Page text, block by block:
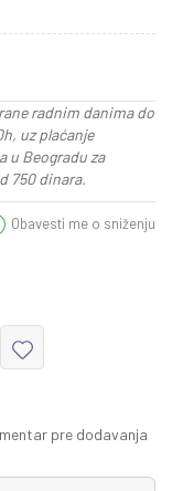
radnim danima do
uz plaćanje
u Beogradu za
750 dinara.
Obavesti me o sniženju
pre dodavanja